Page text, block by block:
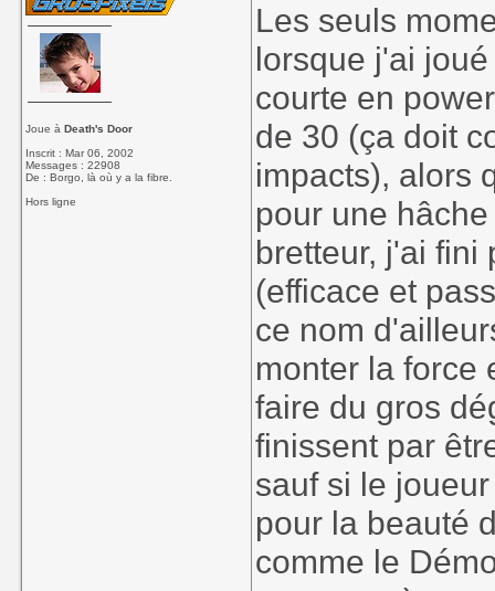
Joue àDeath's Door
Inscrit : Mar 06, 2002
Messages : 22908
De : Borgo, là où y a la fibre.
Hors ligne
Les seuls
lorsque j'ai
courte en
de 30 (ça doit
impacts), alors
pour une
bretteur, j'ai fini
(efficace et
ce nom
monter la force
faire du gros
finissent par
sauf si le
pour la beauté
comme le